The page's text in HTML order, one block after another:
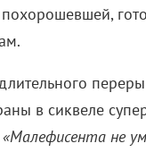
в сиквеле
«Малефисента не